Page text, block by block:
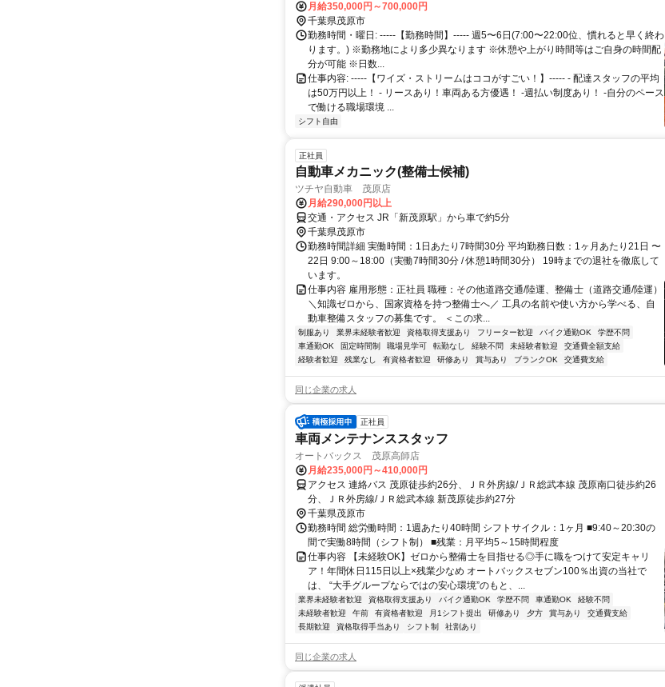
月給350,000円～700,000円
千葉県茂原市
勤務時間・曜日: -----【勤務時間】----- 週5〜6日(7:00〜22:00位、慣れると早く終わ
ります。) ※勤務地により多少異なります ※休憩や上がり時間等はご自身の時間配
分が可能 ※日数...
仕事内容: -----【ワイズ・ストリームはココがすごい！】----- - 配達スタッフの平均
は50万円以上！ - リースあり！車両ある方優遇！ -週払い制度あり！ -自分のペース
で働ける職場環境 ...
シフト自由
正社員
自動車メカニック(整備士候補)
ツチヤ自動車 茂原店
月給290,000円以上
交通・アクセス JR「新茂原駅」から車で約5分
千葉県茂原市
勤務時間詳細 実働時間：1日あたり7時間30分 平均勤務日数：1ヶ月あたり21日 〜
22日 9:00～18:00（実働7時間30分 / 休憩1時間30分） 19時までの退社を徹底して
います。
仕事内容 雇用形態：正社員 職種：その他道路交通/陸運、整備士（道路交通/陸運）
＼知識ゼロから、国家資格を持つ整備士へ／ 工具の名前や使い方から学べる、自
動車整備スタッフの募集です。 ＜この求...
制服あり 業界未経験者歓迎 資格取得支援あり フリーター歓迎 バイク通勤OK
学歴不問
車通勤OK
固定時間制 職場見学可 転勤なし 経験不問 未経験者歓迎
交通費全額支給
経験者歓迎
残業なし 有資格者歓迎 研修あり 賞与あり ブランクOK 交通費支給
同じ企業の求人
正社員
車両メンテナンススタッフ
オートバックス 茂原高師店
月給235,000円～410,000円
アクセス 連絡バス 茂原徒歩約26分、ＪＲ外房線/ＪＲ総武本線 茂原南口徒歩約26
分、ＪＲ外房線/ＪＲ総武本線 新茂原徒歩約27分
千葉県茂原市
勤務時間 総労働時間：1週あたり40時間 シフトサイクル：1ヶ月 ■9:40～20:30の
間で実働8時間（シフト制） ■残業：月平均5～15時間程度
仕事内容 【未経験OK】ゼロから整備士を目指せる◎手に職をつけて安定キャリ
ア！年間休日115日以上×残業少なめ オートバックスセブン100％出資の当社で
は、 “大手グループならではの安心環境”のもと、...
業界未経験者歓迎 資格取得支援あり バイク通勤OK 学歴不問 車通勤OK
経験不問
未経験者歓迎
午前 有資格者歓迎 月1シフト提出 研修あり 夕方 賞与あり
交通費支給
長期歓迎
資格取得手当あり シフト制 社割あり
同じ企業の求人